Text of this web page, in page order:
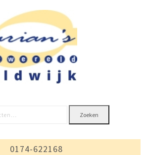
Zoeken
0174-622168